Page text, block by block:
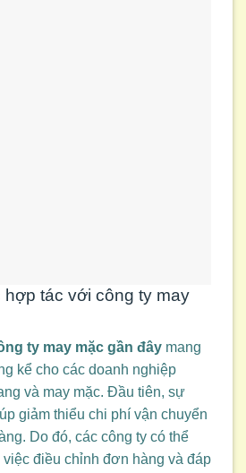
tác với công ty may
ty may mặc gần đây mang
kể cho các doanh nghiệp
và may mặc. Đầu tiên, sự
giảm thiểu chi phí vận chuyển
Do đó, các công ty có thể
việc điều chỉnh đơn hàng và đáp